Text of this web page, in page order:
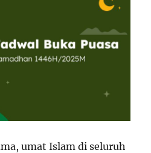
umat Islam di seluruh